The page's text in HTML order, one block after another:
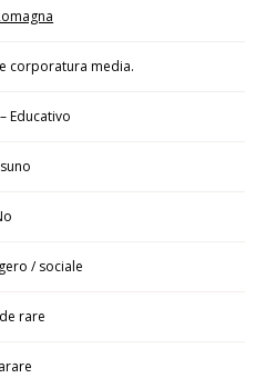
e corporatura media.
Educativo
/ sociale
rare